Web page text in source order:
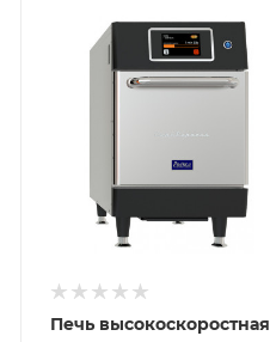
Подпись к товару
220 В, 380 В; 1
уровень;
1/2, противень -
30 до 276 °С; 6.6
Печь высокоскоростная